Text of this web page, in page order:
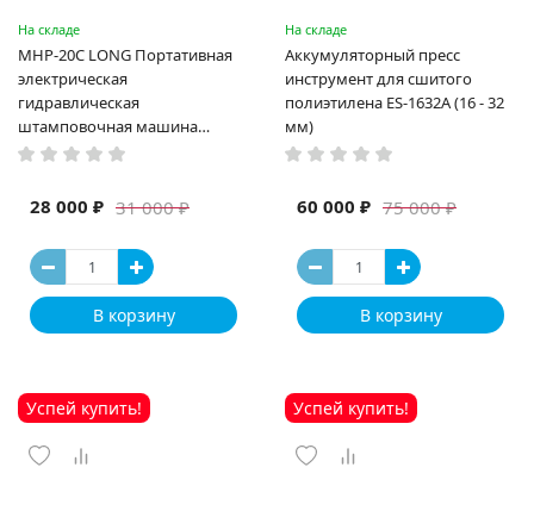
На складе
MHP-20C LONG Портативная
электрическая
гидравлическая
штамповочная машина
высокая мощность и мощный
машина
31 000 ₽
28 000 ₽
В корзину
На складе
Аккумуляторный пресс
инструмент для сшитого
полиэтилена ES-1632A (16 - 32
мм)
75 000 ₽
60 000 ₽
В корзину
Успей купить! Успей купить!